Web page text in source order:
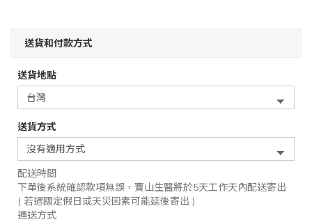
送貨和付款方式
送貨地點
送貨方式
配送時間
下單後系統確認款項無誤，寶山生醫將於5天工作天內配送寄出
( 若遇國定假日或天災因素可能延後寄出 )
運送方式